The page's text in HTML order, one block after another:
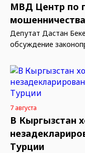
МВД Центр по
мошенничества
Депутат Дастан
обсуждение
7 августа
В Кыргызстан
Турции